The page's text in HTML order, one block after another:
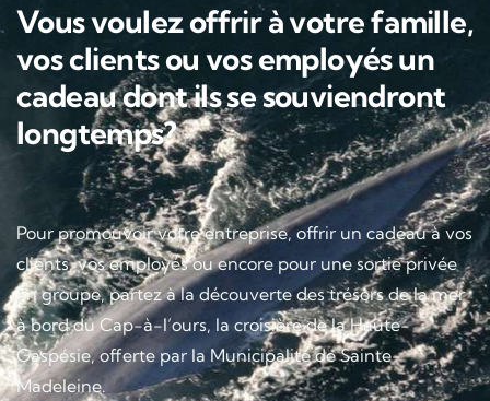
Vous voulez offrir à votre famille,
vos clients ou vos employés un
cadeau dont ils se souviendront
longtemps?
Pour promouvoir votre entreprise, offrir un cadeau à vos
clients, vos employés ou encore pour une sortie privée
en groupe, partez à la découverte des trésors de la mer
à bord du Cap-à-l’ours, la croisière de la Haute-
Gaspésie, offerte par la Municipalité de Sainte-
Madeleine.